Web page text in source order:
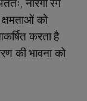
नारंगी रंग
को
करता है
की भावना को